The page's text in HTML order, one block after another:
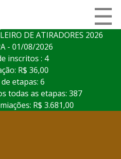
☰
DE ATIRADORES 2026
- 01/08/2026
inscritos : 4
R$ 36,00
etapas: 6
todas as etapas: 387
R$ 3.681,00